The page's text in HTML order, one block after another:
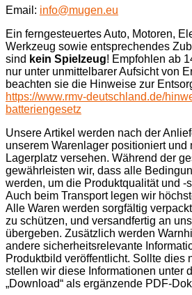
Email: info@mugen.eu
Ein ferngesteuertes Auto, Motoren,
Werkzeug sowie entsprechendes
sind kein Spielzeug! Empfohlen ab
nur unter unmittelbarer Aufsicht von
beachten sie die Hinweise zur
https://www.rmv-deutschland.de/
batteriengesetz
Unsere Artikel werden nach der
unserem Warenlager positioniert und
Lagerplatz versehen. Während der
gewährleisten wir, dass alle
werden, um die Produktqualität und -
Auch beim Transport legen wir
Alle Waren werden sorgfältig
zu schützen, und versandfertig an
übergeben. Zusätzlich werden
andere sicherheitsrelevante
Produktbild veröffentlicht. Sollte dies
stellen wir diese Informationen unter
„Download“ als ergänzende PDF-